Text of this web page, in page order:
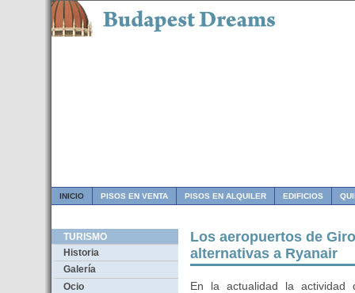
INICIO PISOS EN VENTA PISOS EN ALQUILER EDIFICIOS
TURISMO
Historia
Galería
Ocio
Los aeropuertos de
alternativas a Ryanair
En la actualidad la